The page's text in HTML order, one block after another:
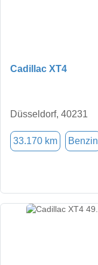
Cadillac XT4
Düsseldorf, 40231
33.170 km Benzin